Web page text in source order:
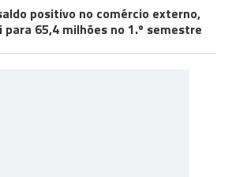
positivo no comércio externo,
65,4 milhões no 1.º semestre